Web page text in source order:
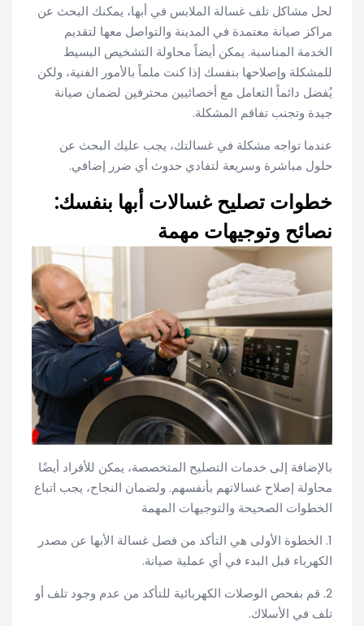
لحل مشاكل تلف غسالة الملابس في أبها، يمكنك البحث عن
مراكز صيانة معتمدة في المدينة والتواصل معها لتقديم
الخدمة المناسبة. يمكن أيضاً محاولة التشخيص البسيط
للمشكلة وإصلاحها بنفسك إذا كنت ملماً بالأمور الفنية، ولكن
يُفضل دائماً التعامل مع أخصائيين محترفين لضمان صيانة
جيدة وتجنب تفاقم المشكلة.
عندما تواجه مشكلة في غسالتك، يجب عليك البحث عن
حلول مباشرة وسريعة لتفادي حدوث أي ضرر إضافي.
خطوات تصليح غسالات أبها بنفسك:
نصائح وتوجيهات مهمة
بالإضافة إلى خدمات التصليح المتخصصة، يمكن للأفراد أيضًا
محاولة إصلاح غسالاتهم بأنفسهم. ولضمان النجاح، يجب اتباع
الخطوات الصحيحة والتوجيهات المهمة
1. الخطوة الأولى هي التأكد من فصل غسالة الأبها عن مصدر
الكهرباء قبل البدء في أي عملية صيانة.
2. قم بفحص الوصلات الكهربائية للتأكد من عدم وجود تلف أو
تلف في الأسلاك.